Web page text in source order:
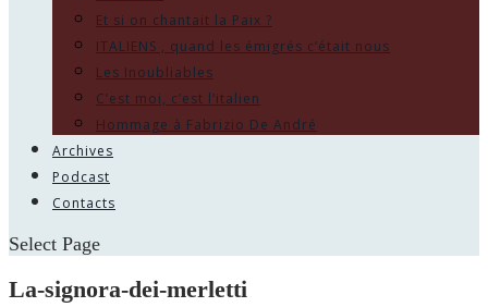
Et si on chantait la Paix ?
ITALIENS , quand les émigrés c’était nous
Les Inoubliables
C’est moi, c’est l’italien
Hommage à Fabrizio De André
Archives
Podcast
Contacts
Select Page
La-signora-dei-merletti